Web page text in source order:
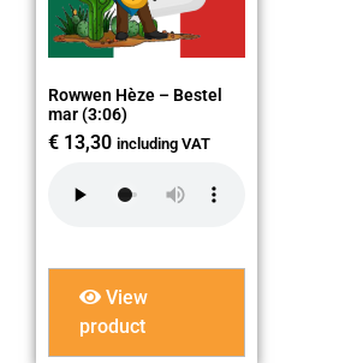
Rowwen Hèze – Bestel
mar (3:06)
€ 13,30 including VAT
View
product